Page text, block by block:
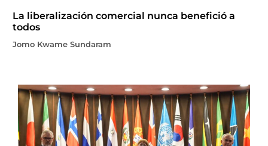
La liberalización comercial nunca benefició a
todos
Jomo Kwame Sundaram